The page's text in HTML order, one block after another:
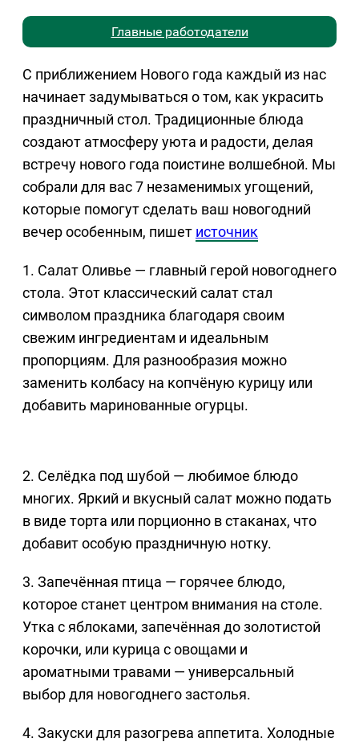
Главные работодатели
С приближением Нового года каждый из нас
начинает задумываться о том, как украсить
праздничный стол. Традиционные блюда
создают атмосферу уюта и радости, делая
встречу нового года поистине волшебной. Мы
собрали для вас 7 незаменимых угощений,
которые помогут сделать ваш новогодний
вечер особенным, пишет источник
1. Салат Оливье — главный герой новогоднего
стола. Этот классический салат стал
символом праздника благодаря своим
свежим ингредиентам и идеальным
пропорциям. Для разнообразия можно
заменить колбасу на копчёную курицу или
добавить маринованные огурцы.
2. Селёдка под шубой — любимое блюдо
многих. Яркий и вкусный салат можно подать
в виде торта или порционно в стаканах, что
добавит особую праздничную нотку.
3. Запечённая птица — горячее блюдо,
которое станет центром внимания на столе.
Утка с яблоками, запечённая до золотистой
корочки, или курица с овощами и
ароматными травами — универсальный
выбор для новогоднего застолья.
4. Закуски для разогрева аппетита. Холодные